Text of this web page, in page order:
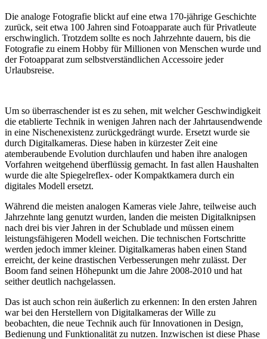
Die analoge Fotografie blickt auf eine etwa 170-jährige Geschichte
zurück, seit etwa 100 Jahren sind Fotoapparate auch für Privatleute
erschwinglich. Trotzdem sollte es noch Jahrzehnte dauern, bis die
Fotografie zu einem Hobby für Millionen von Menschen wurde und
der Fotoapparat zum selbstverständlichen Accessoire jeder
Urlaubsreise.
Um so überraschender ist es zu sehen, mit welcher Geschwindigkeit
die etablierte Technik in wenigen Jahren nach der Jahrtausendwende
in eine Nischenexistenz zurückgedrängt wurde. Ersetzt wurde sie
durch Digitalkameras. Diese haben in kürzester Zeit eine
atemberaubende Evolution durchlaufen und haben ihre analogen
Vorfahren weitgehend überflüssig gemacht. In fast allen Haushalten
wurde die alte Spiegelreflex- oder Kompaktkamera durch ein
digitales Modell ersetzt.
Während die meisten analogen Kameras viele Jahre, teilweise auch
Jahrzehnte lang genutzt wurden, landen die meisten Digitalknipsen
nach drei bis vier Jahren in der Schublade und müssen einem
leistungsfähigeren Modell weichen. Die technischen Fortschritte
werden jedoch immer kleiner. Digitalkameras haben einen Stand
erreicht, der keine drastischen Verbesserungen mehr zulässt. Der
Boom fand seinen Höhepunkt um die Jahre 2008-2010 und hat
seither deutlich nachgelassen.
Das ist auch schon rein äußerlich zu erkennen: In den ersten Jahren
war bei den Herstellern von Digitalkameras der Wille zu
beobachten, die neue Technik auch für Innovationen in Design,
Bedienung und Funktionalität zu nutzen. Inzwischen ist diese Phase